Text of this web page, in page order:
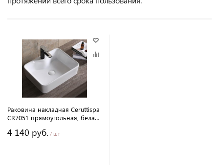
Раковина накладная Ceruttispa
CR7051 прямоугольная, белая,
4 140 руб. / шт